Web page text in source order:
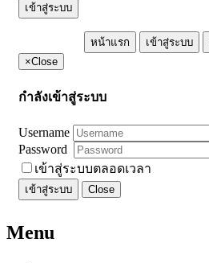
เข้าสู่ระบบ
หน้าแรก เข้าสู่ระบบ
×Close
กำลังเข้าสู่ระบบ
Username
Password
เข้าสู่ระบบตลอดเวลา
เข้าสู่ระบบ Close
Menu